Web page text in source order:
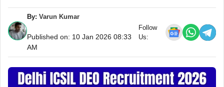
By:Varun Kumar
Published on: 10 Jan 2026 08:33
AM
Follow
Us: